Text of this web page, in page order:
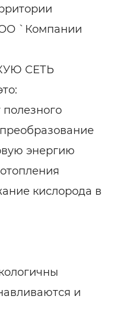
`Компании
СЕТЬ
энергию
кислорода в
и